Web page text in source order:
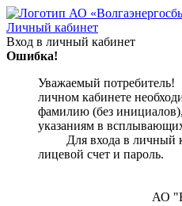
Личный кабинет
Вход в личный кабинет
Ошибка!
Уважаемый
личном кабинете
фамилию (без
указаниям в
Для входа в личный
лицевой
АО